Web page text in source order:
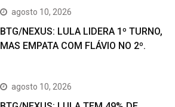
agosto 10, 2026
BTG/NEXUS: LULA LIDERA 1º TURNO,
MAS EMPATA COM FLÁVIO NO 2º.
agosto 10, 2026